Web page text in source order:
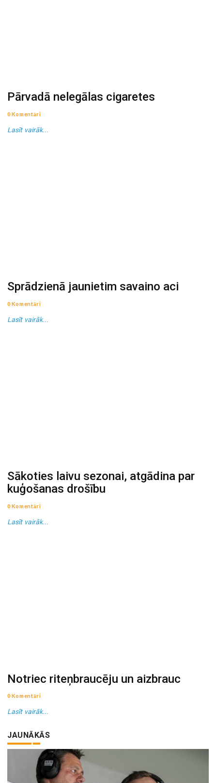
Pārvadā nelegālas cigaretes
0 Komentāri
Lasīt vairāk...
Sprādzienā jaunietim savaino aci
0 Komentāri
Lasīt vairāk...
Sākoties laivu sezonai, atgādina par
kuģošanas drošību
0 Komentāri
Lasīt vairāk...
Notriec riteņbraucēju un aizbrauc
0 Komentāri
Lasīt vairāk...
JAUNĀKĀS